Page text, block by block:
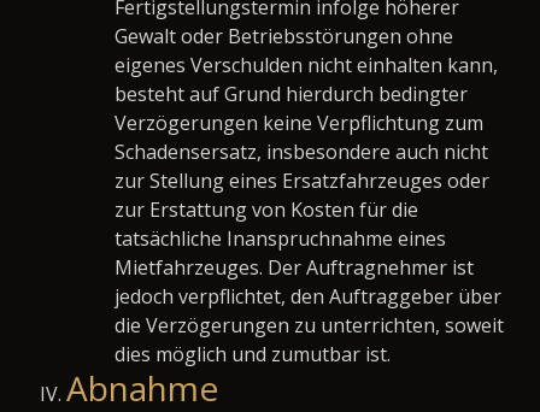
Fertigstellungstermin infolge höherer
Gewalt oder Betriebsstörungen ohne
eigenes Verschulden nicht einhalten kann,
besteht auf Grund hierdurch bedingter
Verzögerungen keine Verpflichtung zum
Schadensersatz, insbesondere auch nicht
zur Stellung eines Ersatzfahrzeuges oder
zur Erstattung von Kosten für die
tatsächliche Inanspruchnahme eines
Mietfahrzeuges. Der Auftragnehmer ist
jedoch verpflichtet, den Auftraggeber über
die Verzögerungen zu unterrichten, soweit
dies möglich und zumutbar ist.
Abnahme